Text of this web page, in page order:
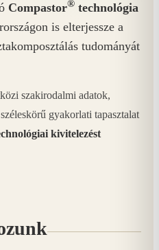
Compastor® technológia
is elterjessze a
tudományát
szakirodalmi adatok,
gyakorlati tapasztalat
kivitelezést